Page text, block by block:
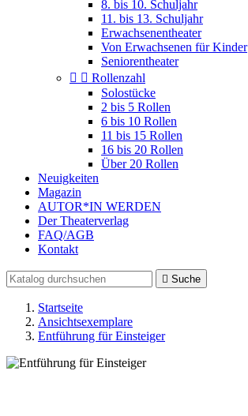
8. bis 10. Schuljahr
11. bis 13. Schuljahr
Erwachsenentheater
Von Erwachsenen für Kinder
Seniorentheater
  Rollenzahl
Solostücke
2 bis 5 Rollen
6 bis 10 Rollen
11 bis 15 Rollen
16 bis 20 Rollen
Über 20 Rollen
Neuigkeiten
Magazin
AUTOR*IN WERDEN
Der Theaterverlag
FAQ/AGB
Kontakt
 Suche
Startseite
Ansichtsexemplare
Entführung für Einsteiger